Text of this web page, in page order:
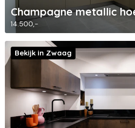
Champagne metallic
14.500,-
Bekijk in Zwaag